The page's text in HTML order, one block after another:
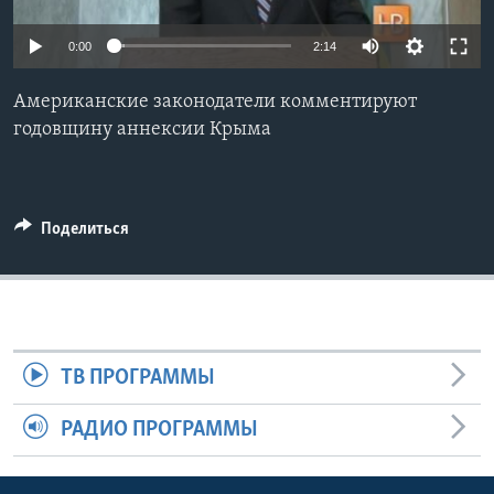
Learning English
СОЦИАЛЬНЫЕ СЕТИ
0:00 2:14
Американские законодатели комментируют
годовщину аннексии Крыма
Поделиться
ТВ ПРОГРАММЫ
РАДИО ПРОГРАММЫ